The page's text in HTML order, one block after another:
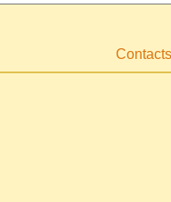
Contacts